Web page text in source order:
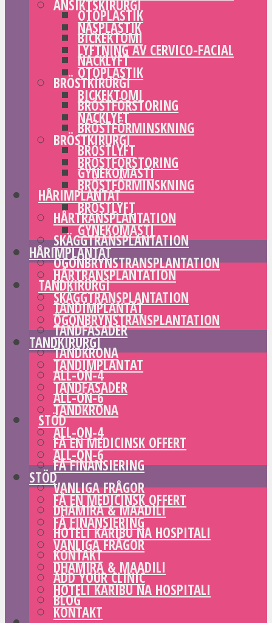
OTOPLASTIK
BICKEKTOMI
NACKLYFT
BRÖSTKIRURGI
BRÖSTFÖRSTORING
BRÖSTFÖRMINSKNING
BRÖSTLYFT
GYNEKOMASTI
HÅRIMPLANTAT
HÅRTRANSPLANTATION
SKÄGGTRANSPLANTATION
ÖGONBRYNSTRANSPLANTATION
TANDKIRURGI
TANDIMPLANTAT
TANDFASADER
TANDKRONA
ALL-ON-4
ALL-ON-6
STÖD
FÅ EN MEDICINSK OFFERT
FÅ FINANSIERING
VANLIGA FRÅGOR
DHAMIRA & MAADILI
HOTELI KARIBU NA HOSPITALI
KONTAKT
ADD YOUR CLINIC
BLOG
ANSIKTSKIRURGI
NÄSPLASTIK
LYFTNING AV CERVICO-FACIAL
OTOPLASTIK
BICKEKTOMI
NACKLYFT
BRÖSTKIRURGI
BRÖSTFÖRSTORING
BRÖSTFÖRMINSKNING
BRÖSTLYFT
GYNEKOMASTI
HÅRIMPLANTAT
HÅRTRANSPLANTATION
SKÄGGTRANSPLANTATION
ÖGONBRYNSTRANSPLANTATION
TANDKIRURGI
TANDIMPLANTAT
TANDFASADER
TANDKRONA
ALL-ON-4
ALL-ON-6
STÖD
FÅ EN MEDICINSK OFFERT
FÅ FINANSIERING
VANLIGA FRÅGOR
DHAMIRA & MAADILI
HOTELI KARIBU NA HOSPITALI
KONTAKT